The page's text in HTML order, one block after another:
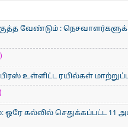
வேண்டும் :
உள்ளிட்ட ரயில்கள்
கல்லில் செதுக்கப்பட்ட 11